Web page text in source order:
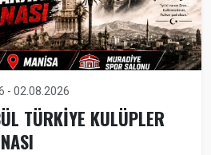
- 02.08.2026
TÜRKİYE KULÜPLER